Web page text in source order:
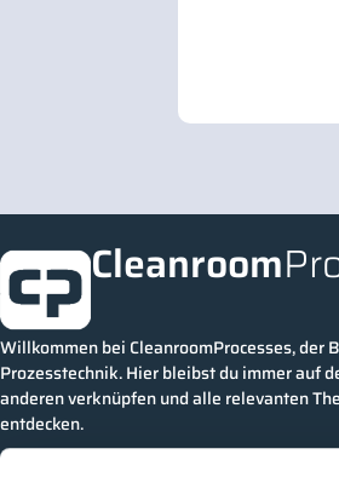
Cleanroom
Willkommen bei CleanroomProcesses, der
Prozesstechnik. Hier bleibst du immer auf
anderen verknüpfen und alle relevanten
entdecken.